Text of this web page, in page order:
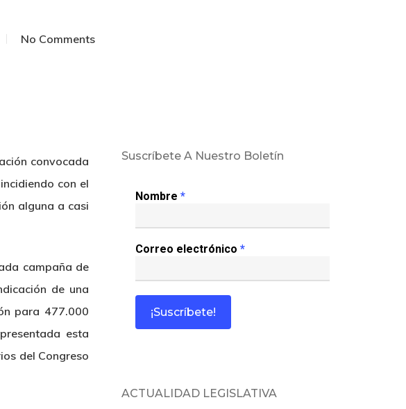
No Comments
convocada
con el
alguna a casi
campaña de
de una
para 477.000
esta
del Congreso
Suscríbete A Nuestro Boletín
Nombre *
Correo electrónico *
ACTUALIDAD LEGISLATIVA